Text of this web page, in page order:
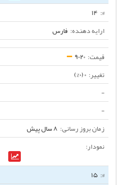
14
فارس
9020
0 (0%)
-
-
8 سال پیش
15